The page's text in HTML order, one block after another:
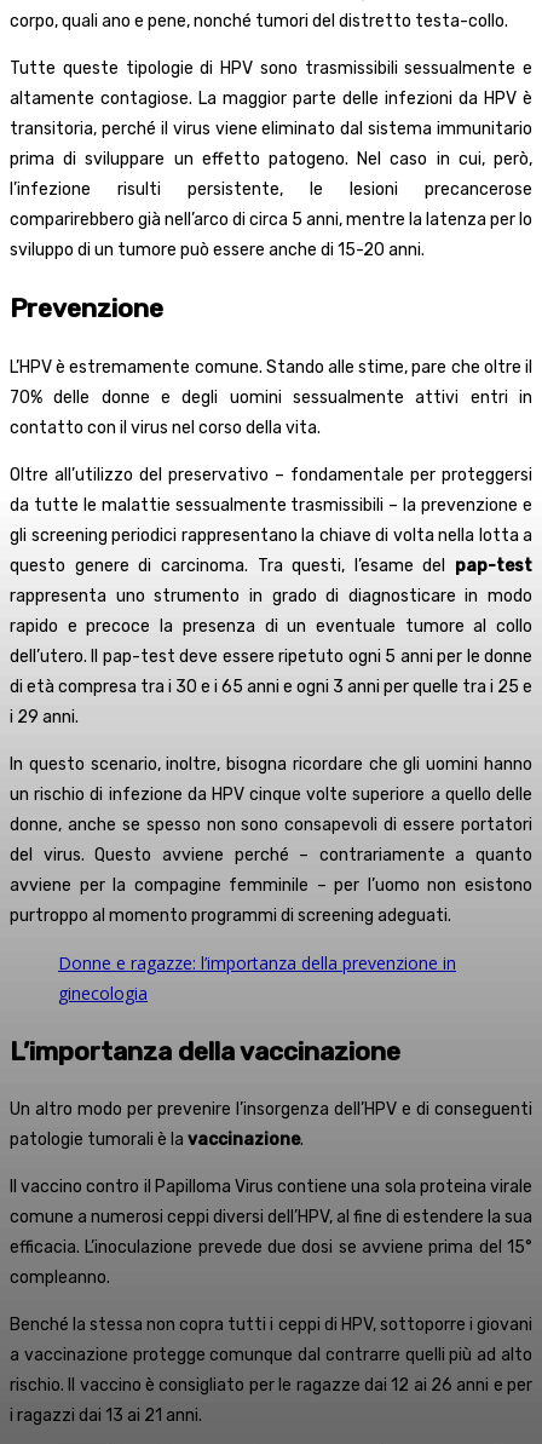
corpo, quali ano e pene, nonché tumori del distretto testa-collo.
Tutte queste tipologie di HPV sono trasmissibili sessualmente e
altamente contagiose. La maggior parte delle infezioni da HPV è
transitoria, perché il virus viene eliminato dal sistema immunitario
prima di sviluppare un effetto patogeno. Nel caso in cui, però,
l’infezione risulti persistente, le lesioni precancerose
comparirebbero già nell’arco di circa 5 anni, mentre la latenza per lo
sviluppo di un tumore può essere anche di 15-20 anni.
Prevenzione
L’HPV è estremamente comune. Stando alle stime, pare che oltre il
70% delle donne e degli uomini sessualmente attivi entri in
contatto con il virus nel corso della vita.
Oltre all’utilizzo del preservativo – fondamentale per proteggersi
da tutte le malattie sessualmente trasmissibili – la prevenzione e
gli screening periodici rappresentano la chiave di volta nella lotta a
questo genere di carcinoma. Tra questi, l’esame del pap-test
rappresenta uno strumento in grado di diagnosticare in modo
rapido e precoce la presenza di un eventuale tumore al collo
dell’utero. Il pap-test deve essere ripetuto ogni 5 anni per le donne
di età compresa tra i 30 e i 65 anni e ogni 3 anni per quelle tra i 25 e
i 29 anni.
In questo scenario, inoltre, bisogna ricordare che gli uomini hanno
un rischio di infezione da HPV cinque volte superiore a quello delle
donne, anche se spesso non sono consapevoli di essere portatori
del virus. Questo avviene perché – contrariamente a quanto
avviene per la compagine femminile – per l’uomo non esistono
purtroppo al momento programmi di screening adeguati.
Donne e ragazze: l’importanza della prevenzione in
ginecologia
L’importanza della vaccinazione
Un altro modo per prevenire l’insorgenza dell’HPV e di conseguenti
patologie tumorali è la vaccinazione.
Il vaccino contro il Papilloma Virus contiene una sola proteina virale
comune a numerosi ceppi diversi dell’HPV, al fine di estendere la sua
efficacia. L’inoculazione prevede due dosi se avviene prima del 15°
compleanno.
Benché la stessa non copra tutti i ceppi di HPV, sottoporre i giovani
a vaccinazione protegge comunque dal contrarre quelli più ad alto
rischio. Il vaccino è consigliato per le ragazze dai 12 ai 26 anni e per
i ragazzi dai 13 ai 21 anni.